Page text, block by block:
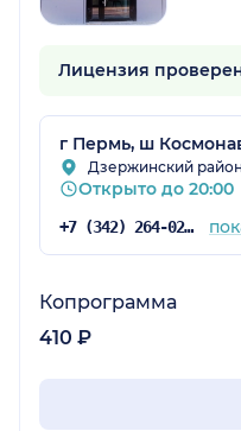
Лицензия
г Пермь, ш
Дзержинский район
Открыто до 20:00
+7 (342) 264-02-09
Копрограмма
410 ₽